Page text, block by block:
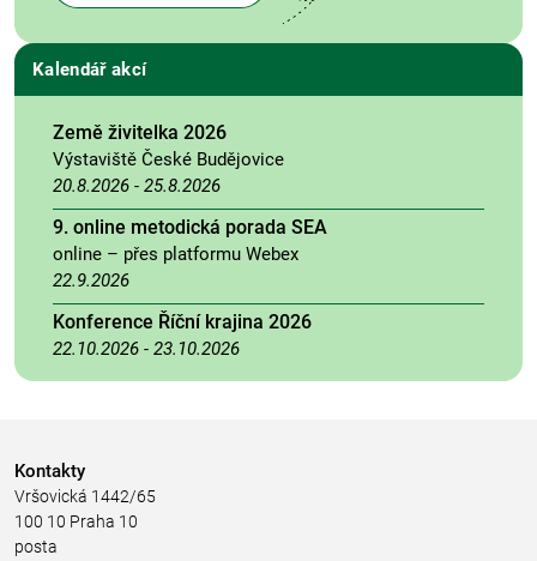
Kalendář akcí
Země živitelka 2026
Výstaviště České Budějovice
20.8.2026 - 25.8.2026
9. online metodická porada SEA
online – přes platformu Webex
22.9.2026
Konference Říční krajina 2026
22.10.2026 - 23.10.2026
Kontakty
Vršovická 1442/65
100 10 Praha 10
posta